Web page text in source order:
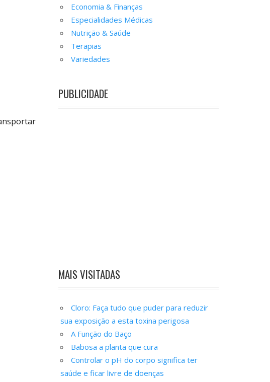
Economia & Finanças
Especialidades Médicas
Nutrição & Saúde
Terapias
Variedades
PUBLICIDADE
MAIS VISITADAS
Cloro: Faça tudo que puder para reduzir
sua exposição a esta toxina perigosa
A Função do Baço
Babosa a planta que cura
Controlar o pH do corpo significa ter
saúde e ficar livre de doenças